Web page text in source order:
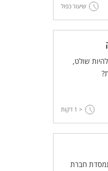
ללבן את
יסוד,
ושל יהדות
שיעור כפול
שולט,
< 1 דקות
חברת